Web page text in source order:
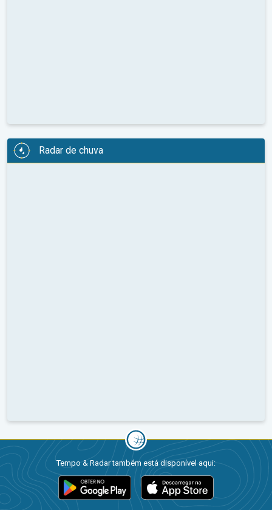
Radar de chuva
Tempo & Radar também está disponível aqui: